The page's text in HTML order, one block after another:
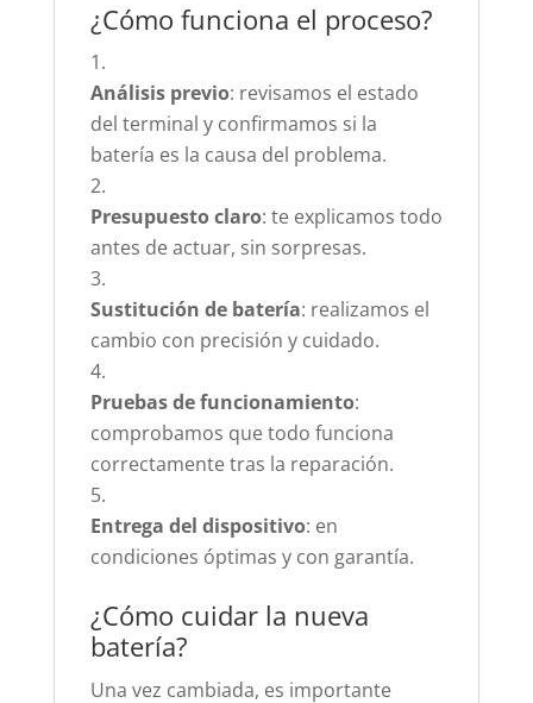
¿Cómo funciona el proceso?
Análisis previo: revisamos el estado
del terminal y confirmamos si la
batería es la causa del problema.
Presupuesto claro: te explicamos todo
antes de actuar, sin sorpresas.
Sustitución de batería: realizamos el
cambio con precisión y cuidado.
Pruebas de funcionamiento:
comprobamos que todo funciona
correctamente tras la reparación.
Entrega del dispositivo: en
condiciones óptimas y con garantía.
¿Cómo cuidar la nueva
batería?
Una vez cambiada, es importante